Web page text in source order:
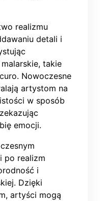
realizmu
detali i
takie
Nowoczesne
artystom na
w sposób
emocji.
po realizm
i
Dzięki
artyści mogą